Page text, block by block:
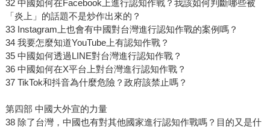
32 中國如何在Facebook上進行認知作戰？我該如何判斷哪些被
「炎上」的話題不是炒作出來的？
33 Instagram上也會有中國對台灣進行認知作戰的案例嗎？
34 我要怎麼知道YouTube上有認知作戰？
35 中國如何透過LINE對台灣進行認知作戰？
36 中國如何在X平台上對台灣進行認知作戰？
37 TikTok和抖音為什麼危險？政府該禁止嗎？
第四部 中國大外宣的力量
38 除了台灣，中國也有對其他國家進行認知作戰嗎？目的又是什